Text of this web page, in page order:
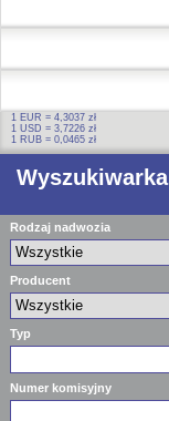
1 EUR = 4,3037 zł
1 USD = 3,7226 zł
1 RUB = 0,0465 zł
Rodzaj nadwozia
Producent
Typ
Numer komisyjny